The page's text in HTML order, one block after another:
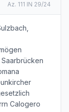
Az. 111 IN 29/24
Calogero